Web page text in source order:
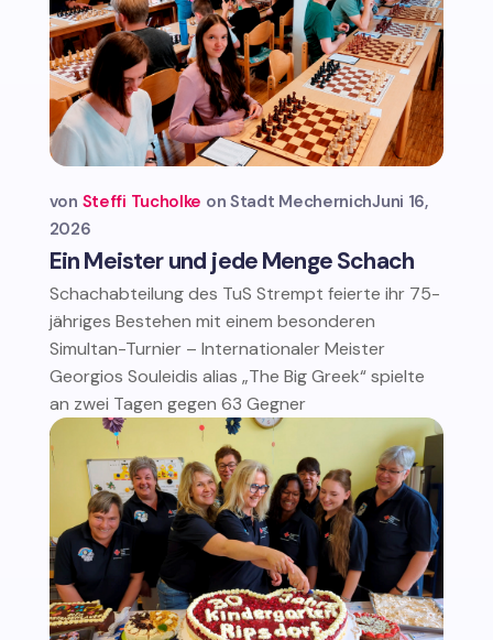
Ein Meister und jede Menge Schach
von Steffi Tucholke Stadt MechernichJuni 16,
2026
Schachabteilung des TuS Strempt feierte ihr 75-
jähriges Bestehen mit einem besonderen
Simultan-Turnier – Internationaler Meister
Georgios Souleidis alias „The Big Greek“ spielte
an zwei Tagen gegen 63 Gegner